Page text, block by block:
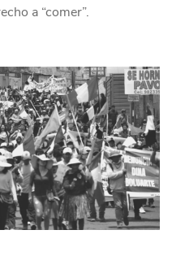
a “comer”.